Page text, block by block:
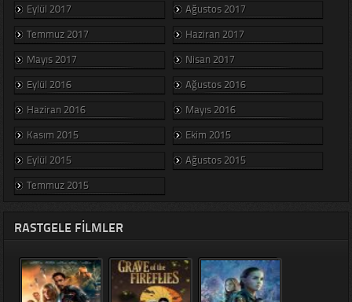
Eylül 2017
Ağustos 2017
Temmuz 2017
Haziran 2017
Mayıs 2017
Nisan 2017
Eylül 2016
Ağustos 2016
Haziran 2016
Mayıs 2016
Kasım 2015
Ekim 2015
Eylül 2015
Ağustos 2015
Temmuz 2015
RASTGELE FILMLER